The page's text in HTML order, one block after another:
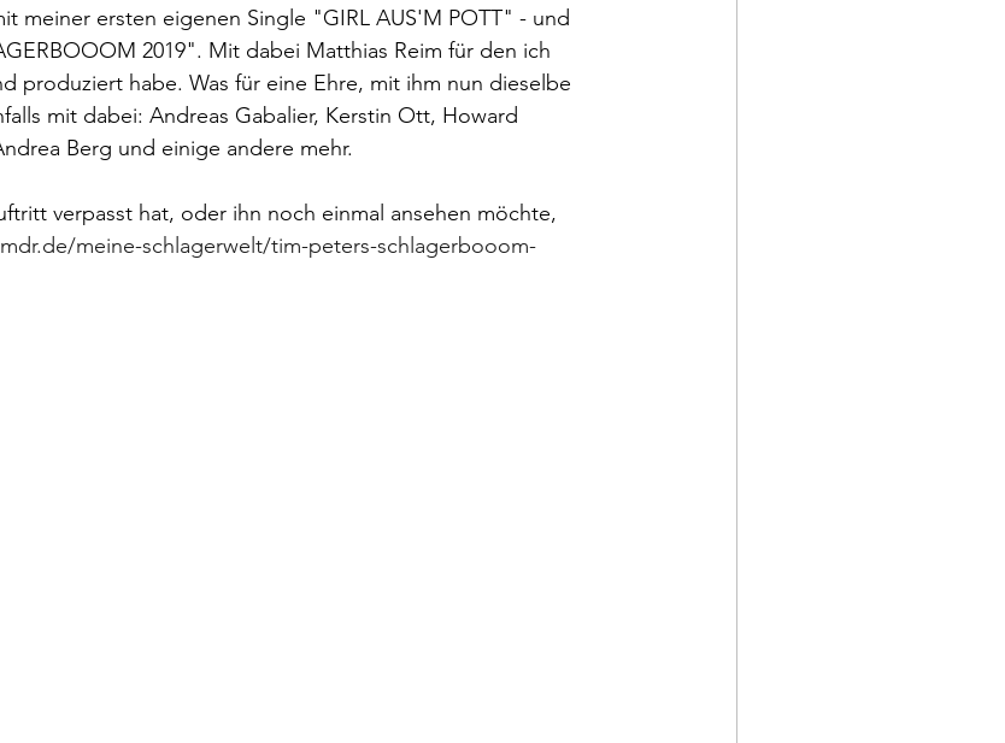
meiner ersten eigenen Single "GIRL AUS'M POTT" - und
2019". Mit dabei Matthias Reim für den ich
produziert habe. Was für eine Ehre, mit ihm nun dieselbe
mit dabei: Andreas Gabalier, Kerstin Ott, Howard
Berg und einige andere mehr.
verpasst hat, oder ihn noch einmal ansehen möchte,
meine-schlagerwelt/tim-peters-schlagerbooom-